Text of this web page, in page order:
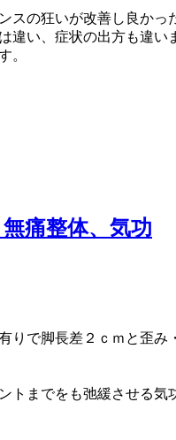
の狂いが改善し良かっ
い、症状の出方も違い
。
痛整体、気功
で脚長差２ｃｍと歪み
までをも弛緩させる気